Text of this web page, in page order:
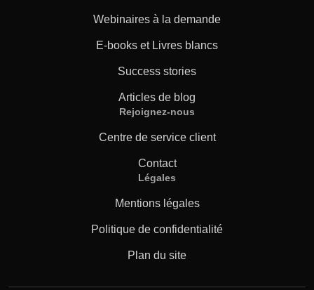
Webinaires à la demande
E-books et Livres blancs
Success stories
Articles de blog
Rejoignez-nous
Centre de service client
Contact
Légales
Mentions légales
Politique de confidentialité
Plan du site